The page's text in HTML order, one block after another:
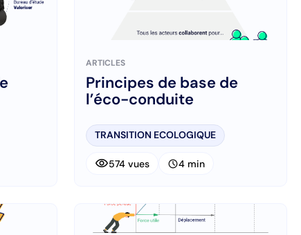
ARTICLES
Principes de base de
l’éco-conduite
TRANSITION ECOLOGIQUE
visibility574 vues schedule4 min